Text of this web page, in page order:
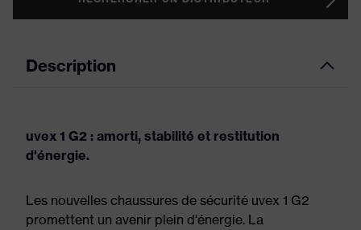
Description
uvex 1 G2 : amorti, stabilité et restitution
d'énergie.
Les nouvelles chaussures de sécurité uvex 1 G2
promettent un avenir plein d'énergie. La